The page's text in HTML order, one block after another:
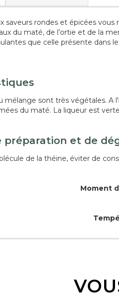
saveurs rondes et épicées vous
du maté, de l’ortie et de la
que celle présente dans
mélange sont très végétales. A
du maté. La liqueur est
préparation et de
de la théine, éviter de
Moment